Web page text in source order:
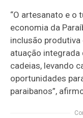
“O artesanato e o
economia da
inclusão
atuação
cadeias, levando
oportunidades
paraibanos”,